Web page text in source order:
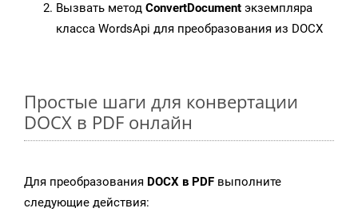
Вызвать метод ConvertDocument экземпляра
класса WordsApi для преобразования из DOCX
Простые шаги для конвертации
DOCX в PDF онлайн
Для преобразования DOCX в PDF выполните
следующие действия: